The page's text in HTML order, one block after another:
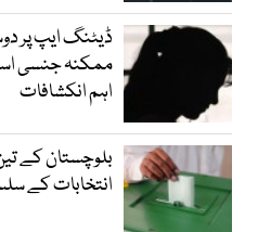
ڈیٹنگ ایپ پر
ممکنہ جنسی
اہم انکشافات
بلوچستان کے
انتخابات کے